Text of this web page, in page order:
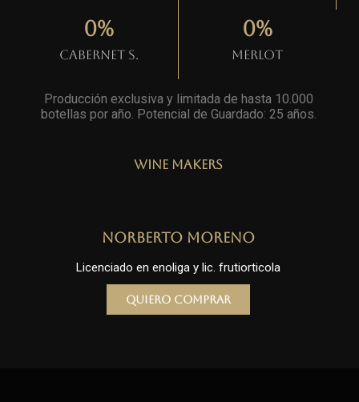
Cabernet S.
0%
Merlot
0%
Producción exclusiva y limitada de hasta 10.000
botellas por año. Potencial de Guardado: 25 años
Wine Makers
Norberto Moreno
Licenciado en enoliga y lic. frutiorticola
Quiero comprar